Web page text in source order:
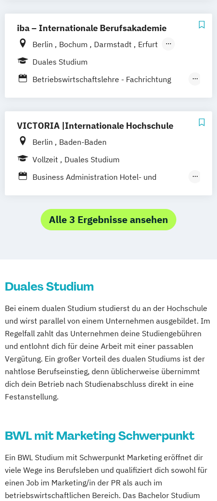
iba – Internationale Berufsakademie
Berlin Bochum Darmstadt
Erfurt
Hamburg
Heidelberg
Online-Campus
Duales Studium
Betriebswirtschaftslehre - Fachrichtung
Marketingkommunikation / Public Relations
VICTORIA |Internationale Hochschule
Berlin
Baden-Baden
Vollzeit
Duales Studium
Business Administration Hotel- und
Marketingkommunikation und Digitale
Medien
Alle 3 Ergebnisse ansehen
Duales Studium
Bei einem dualen Studium studierst du an der Hochschule
und wirst parallel von einem Unternehmen ausgebildet. Im
Regelfall zahlt das Unternehmen deine Studiengebühren
und entlohnt dich für deine Arbeit mit einer passablen
Vergütung. Ein großer Vorteil des dualen Studiums ist der
nahtlose Berufseinstieg, denn üblicherweise übernimmt
dich dein Betrieb nach Studienabschluss direkt in eine
Festanstellung.
BWL mit Marketing Schwerpunkt
Ein BWL Studium mit Schwerpunkt Marketing eröffnet dir
viele Wege ins Berufsleben und qualifiziert dich sowohl für
einen Job im Marketing/in der PR als auch im
betriebswirtschaftlichen Bereich. Das Bachelor Studium